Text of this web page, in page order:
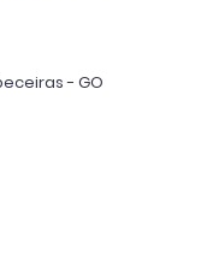
- GO